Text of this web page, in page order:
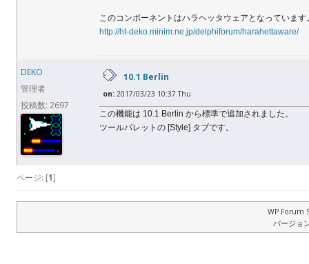
このコンポーネントはハラヘッタウェアとなっています
http://ht-deko.minim.ne.jp/delphiforum/harahettaware/
DEKO
管理者
投稿数: 2697
10.1 Berlin
on: 2017/03/23 10:37 Thu
この機能は 10.1 Berlin から標準で追加されました。
ツールパレットの [Style] タブです。
ページ: [1]
WP Forum
バージョ